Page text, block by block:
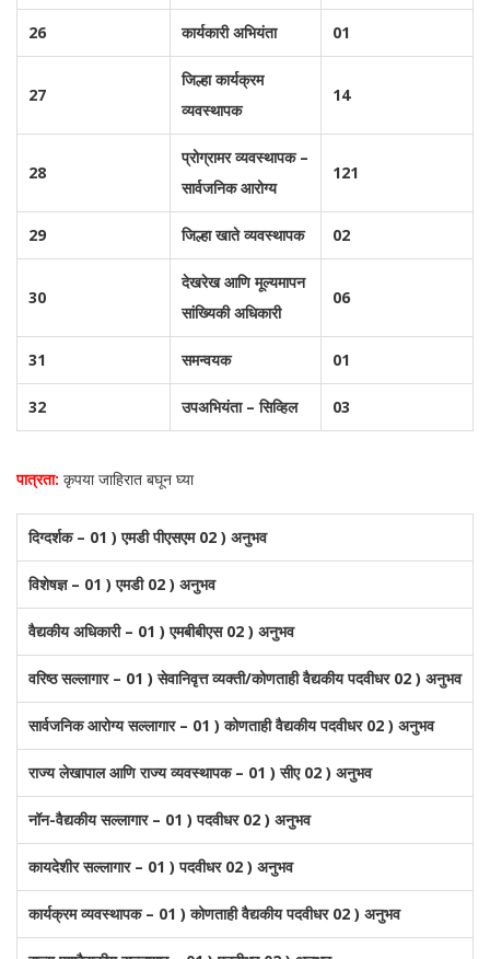
26 कार्यकारी अभियंता 01
27
जिल्हा कार्यक्रम
व्यवस्थापक
14
28
प्रोग्रामर व्यवस्थापक –
सार्वजनिक आरोग्य
121
29 जिल्हा खाते व्यवस्थापक 02
30
देखरेख आणि मूल्यमापन
सांख्यिकी अधिकारी
06
31 समन्वयक 01
32 उपअभियंता – सिव्हिल 03
पात्रता: कृपया जाहिरात बघून घ्या
दिग्दर्शक – 01 ) एमडी पीएसएम 02 ) अनुभव
विशेषज्ञ – 01 ) एमडी 02 ) अनुभव
वैद्यकीय अधिकारी – 01 ) एमबीबीएस 02 ) अनुभव
वरिष्ठ सल्लागार – 01 ) सेवानिवृत्त व्यक्ती/कोणताही वैद्यकीय पदवीधर 02 ) अनुभव
सार्वजनिक आरोग्य सल्लागार – 01 ) कोणताही वैद्यकीय पदवीधर 02 ) अनुभव
राज्य लेखापाल आणि राज्य व्यवस्थापक – 01 ) सीए 02 ) अनुभव
नॉन-वैद्यकीय सल्लागार – 01 ) पदवीधर 02 ) अनुभव
कायदेशीर सल्लागार – 01 ) पदवीधर 02 ) अनुभव
कार्यक्रम व्यवस्थापक – 01 ) कोणताही वैद्यकीय पदवीधर 02 ) अनुभव